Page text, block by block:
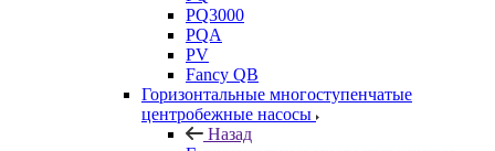
PQ3000
PQA
PV
Fancy QB
Горизонтальные многоступенчатые
центробежные насосы
Назад